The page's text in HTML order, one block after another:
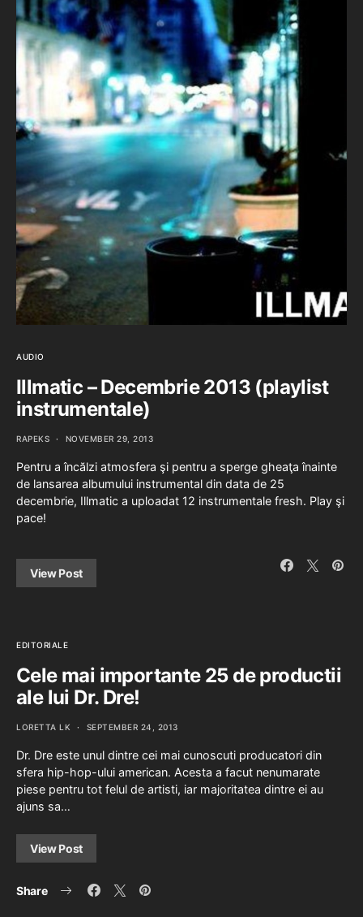
AUDIO
Illmatic – Decembrie 2013 (playlist
instrumentale)
RAPEKS NOVEMBER 29, 2013
Pentru a încălzi atmosfera şi pentru a sperge gheaţa înainte
de lansarea albumului instrumental din data de 25
decembrie, Illmatic a uploadat 12 instrumentale fresh. Play şi
pace!
View Post
EDITORIALE
Cele mai importante 25 de productii
ale lui Dr. Dre!
LORETTA LK SEPTEMBER 24, 2013
Dr. Dre este unul dintre cei mai cunoscuti producatori din
sfera hip-hop-ului american. Acesta a facut nenumarate
piese pentru tot felul de artisti, iar majoritatea dintre ei au
ajuns sa…
View Post
Share